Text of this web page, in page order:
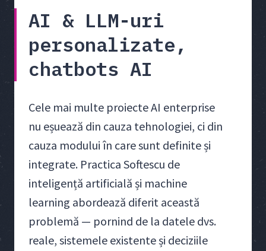
AI & LLM-uri
personalizate,
chatbots AI
Cele mai multe proiecte AI enterprise
nu eșuează din cauza tehnologiei, ci din
cauza modului în care sunt definite și
integrate. Practica Softescu de
inteligență artificială și machine
learning abordează diferit această
problemă — pornind de la datele dvs.
reale, sistemele existente și deciziile